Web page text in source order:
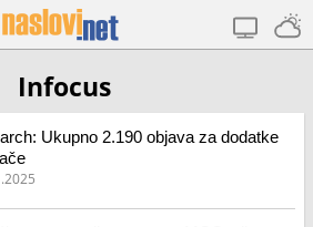
Infocus
Ukupno 2.190 objava za dodatke